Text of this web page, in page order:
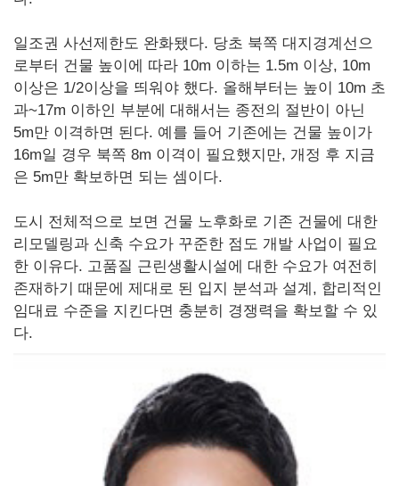
일조권 사선제한도 완화됐다. 당초 북쪽 대지경계선으
로부터 건물 높이에 따라 10m 이하는 1.5m 이상, 10m
이상은 1/2이상을 띄워야 했다. 올해부터는 높이 10m 초
과~17m 이하인 부분에 대해서는 종전의 절반이 아닌
5m만 이격하면 된다. 예를 들어 기존에는 건물 높이가
16m일 경우 북쪽 8m 이격이 필요했지만, 개정 후 지금
은 5m만 확보하면 되는 셈이다.
도시 전체적으로 보면 건물 노후화로 기존 건물에 대한
리모델링과 신축 수요가 꾸준한 점도 개발 사업이 필요
한 이유다. 고품질 근린생활시설에 대한 수요가 여전히
존재하기 때문에 제대로 된 입지 분석과 설계, 합리적인
임대료 수준을 지킨다면 충분히 경쟁력을 확보할 수 있
다.